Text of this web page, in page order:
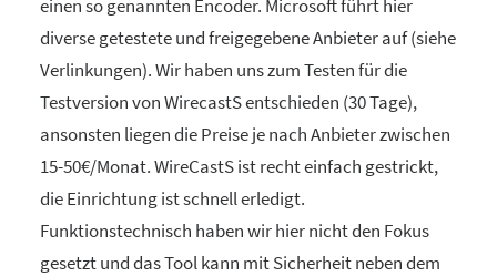
einen so genannten Encoder. Microsoft führt hier
diverse getestete und freigegebene Anbieter auf (siehe
Verlinkungen). Wir haben uns zum Testen für die
Testversion von WirecastS entschieden (30 Tage),
ansonsten liegen die Preise je nach Anbieter zwischen
15-50€/Monat. WireCastS ist recht einfach gestrickt,
die Einrichtung ist schnell erledigt.
Funktionstechnisch haben wir hier nicht den Fokus
gesetzt und das Tool kann mit Sicherheit neben dem